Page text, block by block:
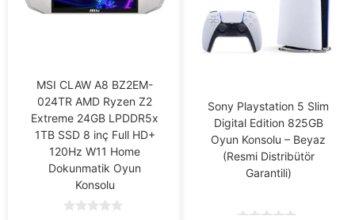
MSI CLAW A8 BZ2EM-
024TR AMD Ryzen Z2
Extreme 24GB LPDDR5x
1TB SSD 8 inç Full HD+
120Hz W11 Home
Dokunmatik Oyun
Konsolu
Sony Playstation 5 Slim
Digital Edition 825GB
Oyun Konsolu – Beyaz
(Resmi Distribütör
Garantili)